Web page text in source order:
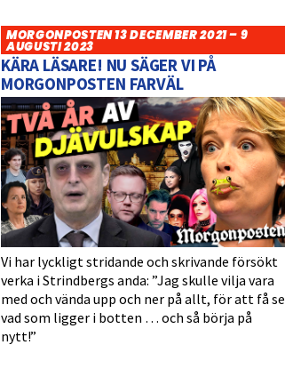
MORGONPOSTEN 13 DECEMBER 2021 – 9
AUGUSTI 2023
KÄRA LÄSARE! NU SÄGER VI PÅ
MORGONPOSTEN FARVÄL
Vi har lyckligt stridande och skrivande försökt
verka i Strindbergs anda: ”Jag skulle vilja vara
med och vända upp och ner på allt, för att få se
vad som ligger i botten … och så börja på
nytt!”